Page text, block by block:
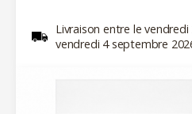
Livraison entre le
vendredi 4 septembre